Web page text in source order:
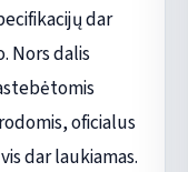
dar
Nors dalis
oficialus
dar laukiamas.